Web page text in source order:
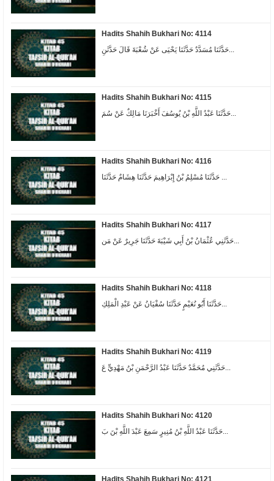
Hadits Shahih Bukhari No: 4114
حَدَّثَنَا مُسَدَّدٌ حَدَّثَنَا يَحْيَى عَنْ شُعْبَةَ قَالَ حَدَّثَنِ...
Hadits Shahih Bukhari No: 4115
حَدَّثَنَا عَبْدُ اللَّهِ بْنُ يُوسُفَ أَخْبَرَنَا مَالِكٌ عَنْ سُمَ...
Hadits Shahih Bukhari No: 4116
Hadits Shahih Bukhari No: 4117
Hadits Shahih Bukhari No: 4118
حَدَّثَنَا أَبُو نُعَيْمٍ حَدَّثَنَا سُفْيَانُ عَنْ عَبْدِ الْمَلِكِ...
Hadits Shahih Bukhari No: 4119
حَدَّثَنِي مُحَمَّدٌ حَدَّثَنَا عَبْدُ الرَّحْمَنِ بْنُ مَهْدِيٍّ عَ...
Hadits Shahih Bukhari No: 4120
حَدَّثَنَا عَبْدُ اللَّهِ بْنُ مُنِيرٍ سَمِعَ عَبْدَ اللَّهِ بْنَ بَ...
Hadits Shahih Bukhari No: 4121